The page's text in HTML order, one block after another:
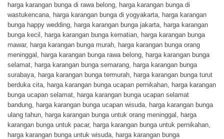
harga karangan bunga di rawa belong, harga karangan bunga di
wastukencana, harga karangan bunga di yogyakarta, harga karangan
bunga happy wedding, harga karangan bunga jakarta, harga karangan
bunga kecil , harga karangan bunga kematian, harga karangan bunga
mawar, harga karangan bunga murah, harga karangan bunga orang
meninggal , harga karangan bunga rawa belong, harga karangan bunga
selamat, harga karangan bunga semarang, harga karangan bunga
surabaya, harga karangan bunga termurah, harga karangan bunga turut
berduka cita, harga karangan bunga ucapan pernikahan, harga karangan
bunga ucapan selamat, harga karangan bunga ucapan selamat
bandung, harga karangan bunga ucapan wisuda, harga karangan bunga
ulang tahun, harga karangan bunga untuk orang meninggal , harga
karangan bunga untuk pacar, harga karangan bunga untuk pernikahan,
harga karangan bunga untuk wisuda, harga karangan bunga